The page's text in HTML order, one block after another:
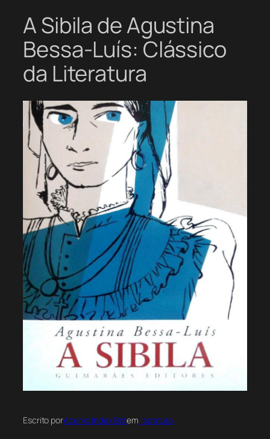
A Sibila de Agustina
Bessa-Luís: Clássico
da Literatura
Escrito porAcervo Index Botemliteratura